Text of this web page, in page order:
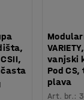
vanjski
Pod
plava
Art. br.: